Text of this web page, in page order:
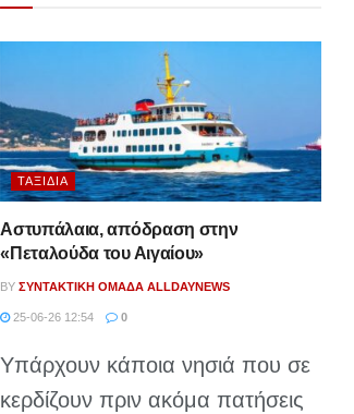
ΤΑΞΊΔΙΑ
Αστυπάλαια, απόδραση στην
«Πεταλούδα του Αιγαίου»
BY ΣΥΝΤΑΚΤΙΚΉ ΟΜΆΔΑ ALLDAYNEWS
25-06-26 12:54 0
Υπάρχουν κάποια νησιά που σε
κερδίζουν πριν ακόμα πατήσεις